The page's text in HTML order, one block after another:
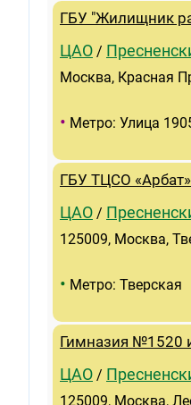
ГБУ "Жилищник
ЦАО /
Москва, Красная
• Метро: Улица
ГБУ ТЦСО
ЦАО /
125009, Москва,
• Метро: Тверская
Гимназия №1520
ЦАО /
125009, Москва,